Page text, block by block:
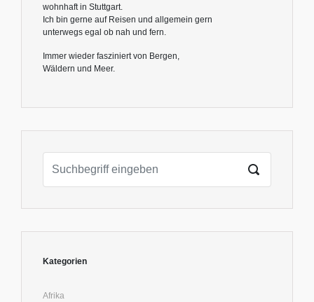
wohnhaft in Stuttgart.
Ich bin gerne auf Reisen und allgemein gern
unterwegs egal ob nah und fern.
Immer wieder fasziniert von Bergen,
Wäldern und Meer.
Kategorien
Afrika